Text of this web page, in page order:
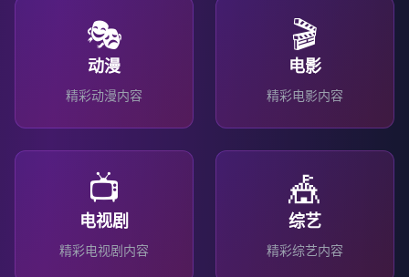
🎭
动漫
精彩动漫内容
🎬
电影
精彩电影内容
📺
电视剧
精彩电视剧内容
🎪
综艺
精彩综艺内容